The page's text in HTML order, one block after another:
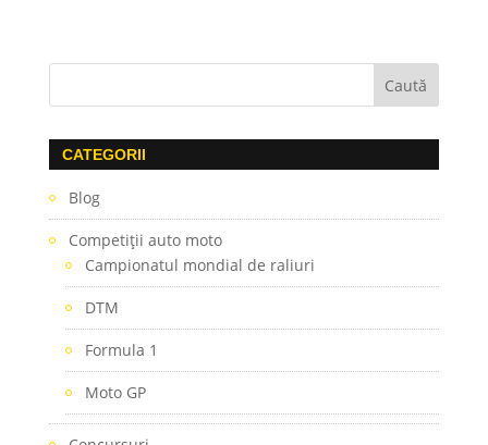
CATEGORII
Blog
Competiţii auto moto
Campionatul mondial de raliuri
DTM
Formula 1
Moto GP